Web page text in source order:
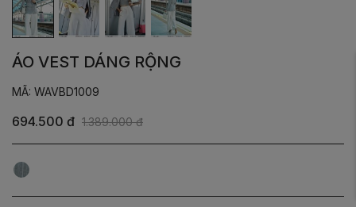
ÁO VEST DÁNG RỘNG
MÃ: WAVBD1009
694.500 đ 1.389.000 đ
Xám